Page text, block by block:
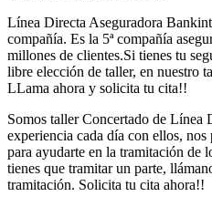
Línea Directa Aseguradora
compañía. Es la 5ª compañía
millones de clientes.Si tienes tu
libre elección de taller, en nuestro
LLama ahora y solicita tu cita!!
Somos taller Concertado de Línea
experiencia cada día con ellos,
para ayudarte en la tramitación de
tienes que tramitar un parte,
tramitación. Solicita tu cita ahora!!